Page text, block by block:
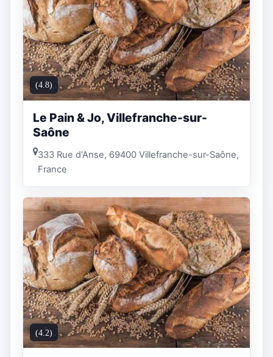
(4.8)
Le Pain & Jo, Villefranche-sur-
Saône
333 Rue d'Anse, 69400 Villefranche-sur-Saône,
France
(4.2)